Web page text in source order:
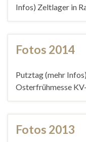
Infos) Zeltlager in
Fotos 2014
Putztag (mehr
Osterfrühmesse
Fotos 2013